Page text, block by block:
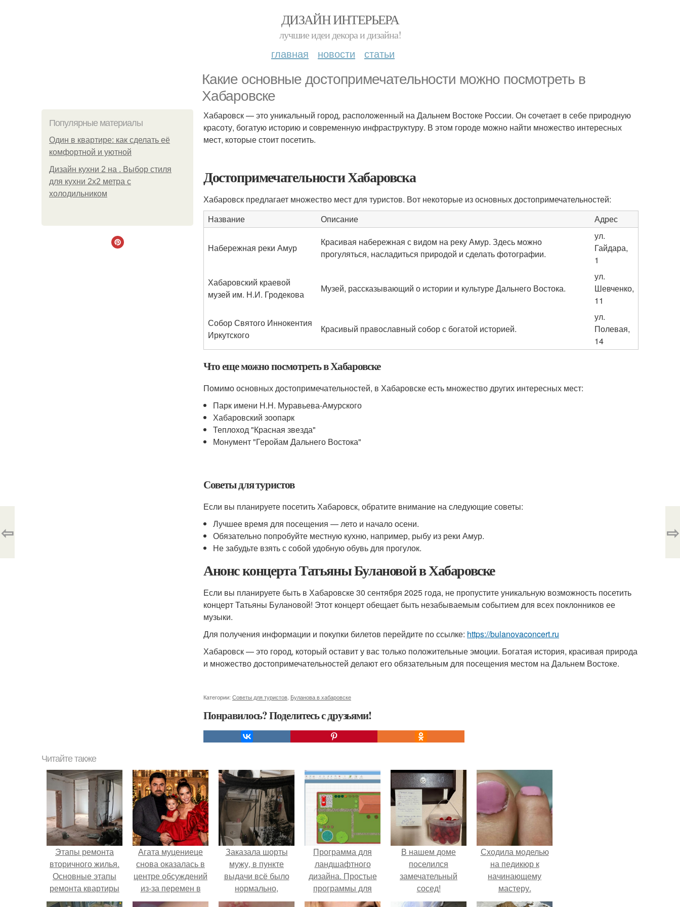
ДИЗАЙН ИНТЕРЬЕРА
лучшие идеи декора и дизайна!
главная новости статьи
Какие основные достопримечательности можно посмотреть в
Хабаровске
Популярные материалы
Один в квартире: как сделать её
комфортной и уютной
Дизайн кухни 2 на . Выбор стиля
для кухни 2х2 метра с
холодильником
Хабаровск — это уникальный город, расположенный на Дальнем Востоке России. Он сочетает в себе природную
красоту, богатую историю и современную инфраструктуру. В этом городе можно найти множество интересных
мест, которые стоит посетить.
Достопримечательности Хабаровска
Хабаровск предлагает множество мест для туристов. Вот некоторые из основных достопримечательностей:
Название
Описание Адрес
Набережная реки Амур
Красивая набережная с видом на реку Амур. Здесь можно
прогуляться, насладиться природой и сделать фотографии.
ул.
Гайдара,
1
Хабаровский краевой
музей им. Н.И. Гродекова
Музей, рассказывающий о истории и культуре Дальнего Востока.
ул.
Шевченко,
11
Собор Святого Иннокентия
Иркутского
Красивый православный собор с богатой историей.
ул.
Полевая,
14
Что еще можно посмотреть в Хабаровске
Помимо основных достопримечательностей, в Хабаровске есть множество других интересных мест:
Парк имени Н.Н. Муравьева-Амурского
Хабаровский зоопарк
Теплоход "Красная звезда"
Монумент "Геройам Дальнего Востока"
Советы для туристов
Если вы планируете посетить Хабаровск, обратите внимание на следующие советы:
Лучшее время для посещения — лето и начало осени.
Обязательно попробуйте местную кухню, например, рыбу из реки Амур.
Не забудьте взять с собой удобную обувь для прогулок.
Анонс концерта Татьяны Булановой в Хабаровске
Если вы планируете быть в Хабаровске 30 сентября 2025 года, не пропустите уникальную возможность посетить
концерт Татьяны Булановой! Этот концерт обещает быть незабываемым событием для всех поклонников ее
музыки.
Для получения информации и покупки билетов перейдите по ссылке: https://bulanovaconcert.ru
Хабаровск — это город, который оставит у вас только положительные эмоции. Богатая история, красивая природа
и множество достопримечательностей делают его обязательным для посещения местом на Дальнем Востоке.
Категории: Советы для туристов Буланова в хабаровске
Понравилось? Поделитесь с друзьями!
⇦ ⇨
Читайте также
Этапы ремонта
вторичного жилья.
Основные этапы
ремонта квартиры
вторички
Агата муцениеце
снова оказалась в
центре обсуждений
из-за перемен в
личной жизни.
Заказала шорты
мужу, в пункте
выдачи всё было
нормально,
примерил все
Программа для
ландшафтного
дизайна. Простые
программы для
планировки и
В нашем доме
поселился
замечательный
сосед!
Сходила моделью
на педикюр к
начинающему
мастеру.